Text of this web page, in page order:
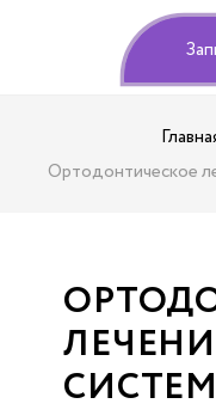
Ортодонтическое